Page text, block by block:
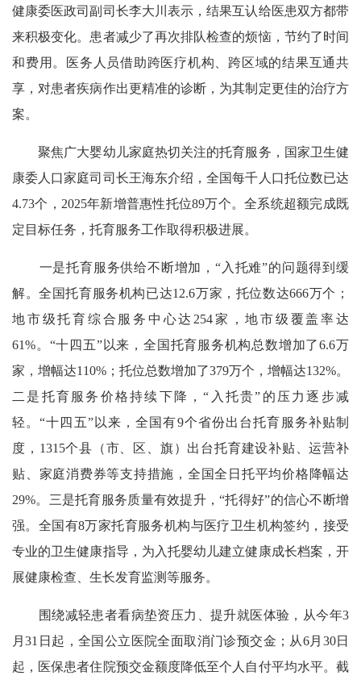
健康委医政司副司长李大川表示，结果互认给医患双方都带
来积极变化。患者减少了再次排队检查的烦恼，节约了时间
和费用。医务人员借助跨医疗机构、跨区域的结果互通共
享，对患者疾病作出更精准的诊断，为其制定更佳的治疗方
案。
聚焦广大婴幼儿家庭热切关注的托育服务，国家卫生健
康委人口家庭司司长王海东介绍，全国每千人口托位数已达
4.73个，2025年新增普惠性托位89万个。全系统超额完成既
定目标任务，托育服务工作取得积极进展。
一是托育服务供给不断增加，“入托难”的问题得到缓
解。全国托育服务机构已达12.6万家，托位数达666万个；
地市级托育综合服务中心达254家，地市级覆盖率达
61%。“十四五”以来，全国托育服务机构总数增加了6.6万
家，增幅达110%；托位总数增加了379万个，增幅达132%。
二是托育服务价格持续下降，“入托贵”的压力逐步减
轻。“十四五”以来，全国有9个省份出台托育服务补贴制
度，1315个县（市、区、旗）出台托育建设补贴、运营补
贴、家庭消费券等支持措施，全国全日托平均价格降幅达
29%。三是托育服务质量有效提升，“托得好”的信心不断增
强。全国有8万家托育服务机构与医疗卫生机构签约，接受
专业的卫生健康指导，为入托婴幼儿建立健康成长档案，开
展健康检查、生长发育监测等服务。
围绕减轻患者看病垫资压力、提升就医体验，从今年3
月31日起，全国公立医院全面取消门诊预交金；从6月30日
起，医保患者住院预交金额度降低至个人自付平均水平。截